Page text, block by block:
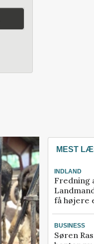
MEST
INDLAND
Fredning
få højere
BUSINESS
Søren